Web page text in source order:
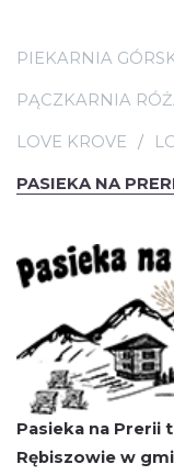
PIEKARNIA
PĄCZKARNIA
LOVE KROVE
PASIEKA NA
Pasieka na Prerii
Rębiszowie w